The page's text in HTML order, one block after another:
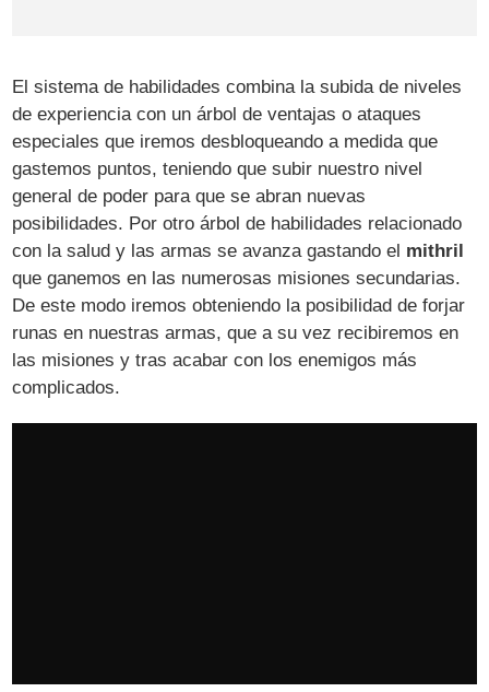
El sistema de habilidades combina la subida de niveles
de experiencia con un árbol de ventajas o ataques
especiales que iremos desbloqueando a medida que
gastemos puntos, teniendo que subir nuestro nivel
general de poder para que se abran nuevas
posibilidades. Por otro árbol de habilidades relacionado
con la salud y las armas se avanza gastando el mithril
que ganemos en las numerosas misiones secundarias.
De este modo iremos obteniendo la posibilidad de forjar
runas en nuestras armas, que a su vez recibiremos en
las misiones y tras acabar con los enemigos más
complicados.